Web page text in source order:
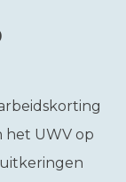
het UWV op